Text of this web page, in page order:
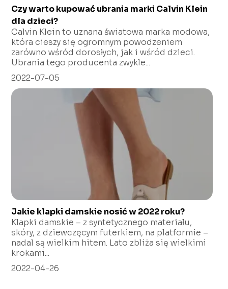
Czy warto kupować ubrania marki Calvin Klein
dla dzieci?
Calvin Klein to uznana światowa marka modowa,
która cieszy się ogromnym powodzeniem
zarówno wśród dorosłych, jak i wśród dzieci.
Ubrania tego producenta zwykle...
2022-07-05
Jakie klapki damskie nosić w 2022 roku?
Klapki damskie – z syntetycznego materiału,
skóry, z dziewczęcym futerkiem, na platformie –
nadal są wielkim hitem. Lato zbliża się wielkimi
krokami...
2022-04-26